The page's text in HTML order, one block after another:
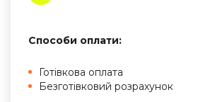
Способи оплати:
Готівкова оплата
Безготівковий розрахунок